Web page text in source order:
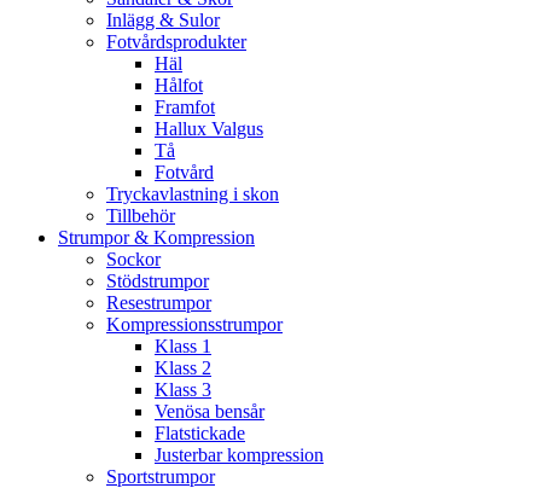
Inlägg & Sulor
Fotvårdsprodukter
Häl
Hålfot
Framfot
Hallux Valgus
Tå
Fotvård
Tryckavlastning i skon
Tillbehör
Strumpor & Kompression
Sockor
Stödstrumpor
Resestrumpor
Kompressionsstrumpor
Klass 1
Klass 2
Klass 3
Venösa bensår
Flatstickade
Justerbar kompression
Sportstrumpor